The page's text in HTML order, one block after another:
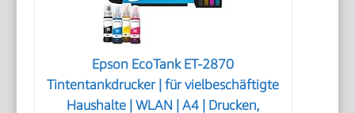
Epson EcoTank ET-2870
Tintentankdrucker | für vielbeschäftigte
Haushalte | WLAN | A4 | Drucken,